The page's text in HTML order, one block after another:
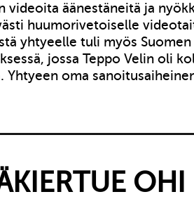
videoita äänestäneitä ja
huumorivetoiselle
yhtyeelle tuli myös
jossa Teppo Velin oli
Yhtyeen oma
OHI